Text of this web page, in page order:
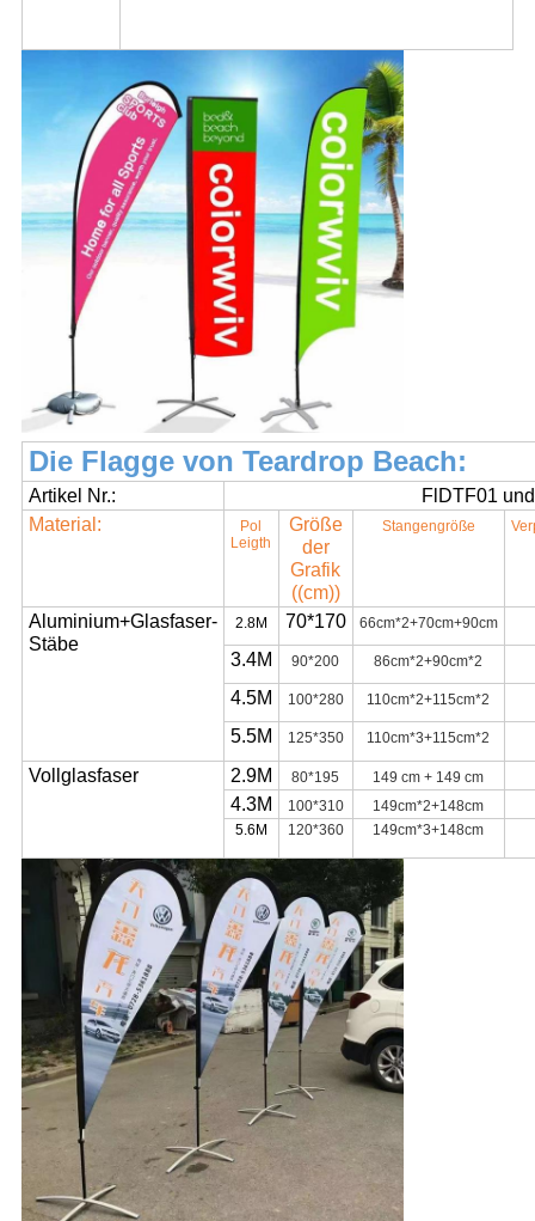
Die Flagge von Teardrop Beach:
Artikel Nr.:
FlDTF01
Material:
Pol
Leigth
Größe
der
Grafik
((cm))
Stangengröße
Aluminium+Glasfaser-
Stäbe
2.8M 70*170 66cm*2+70cm+90cm
3.4M 90*200 86cm*2+90cm*2
4.5M 100*280 110cm*2+115cm*2
5.5M 125*350 110cm*3+115cm*2
Vollglasfaser 2.9M 80*195 149 cm + 149 cm
4.3M 100*310
149cm*2+148cm
5.6M
120*360 149cm*3+148cm